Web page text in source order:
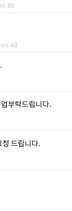
80
68
부탁드립니다.
드립니다.